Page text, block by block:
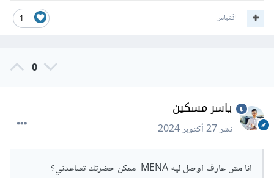
1 اقتباس
0
ياسر مسكين
نشر27 أكتوبر 2024
انا مش عارف اوصل ليه MENA ممكن حضرتك تساعدني؟